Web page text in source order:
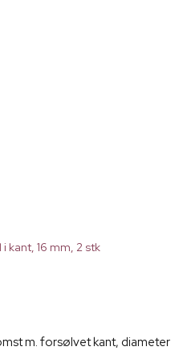
kant, 16 mm, 2 stk
m. forsølvet kant, diameter